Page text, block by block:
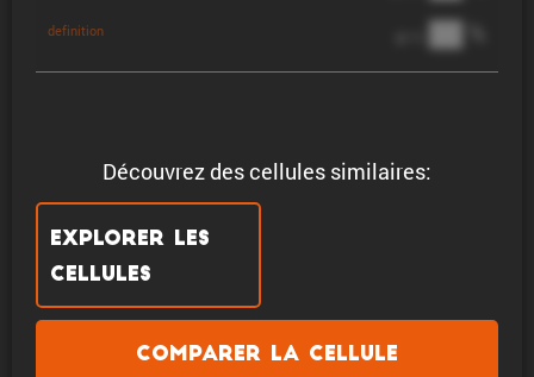
Découvrez des cellules similaires:
Explorer les
cellules
Comparer la cellule
definition ██ %